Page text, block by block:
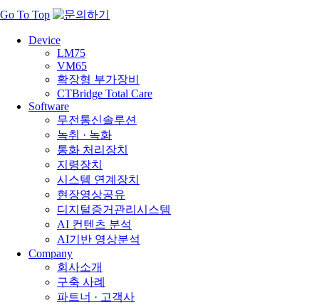
Go To Top
Device
LM75
VM65
확장형 부가장비
CTBridge Total Care
Software
무전통신솔루션
녹취 · 녹화
통화 처리장치
지령장치
시스템 연계장치
현장영상공유
디지털증거관리시스템
AI 컨텐츠 분석
AI기반 영상분석
Company
회사소개
구축 사례
파트너 · 고객사